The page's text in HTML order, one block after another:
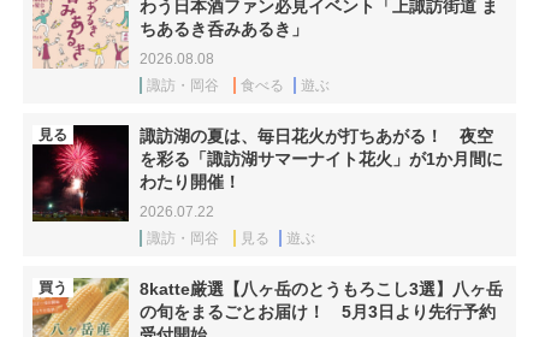
わう日本酒ファン必見イベント「上諏訪街道 ま
ちあるき呑みあるき」
2026.08.08
諏訪・岡谷
食べる 遊ぶ
見る
諏訪湖の夏は、毎日花火が打ちあがる！ 夜空
を彩る「諏訪湖サマーナイト花火」が1か月間に
わたり開催！
2026.07.22
諏訪・岡谷
見る 遊ぶ
買う
8katte厳選【八ヶ岳のとうもろこし3選】八ヶ岳
の旬をまるごとお届け！ 5月3日より先行予約